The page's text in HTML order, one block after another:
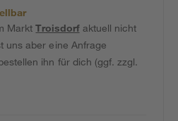
MarktTroisdorfaktuell nicht
uns aber eine Anfrage
ihn für dich (ggf. zzgl.